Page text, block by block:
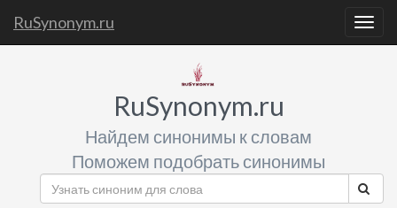
RuSynonym.ru
RuSynonym.ru
Найдем синонимы к словам
Поможем подобрать синонимы